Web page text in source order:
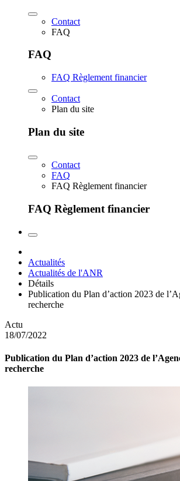
Contact
FAQ
FAQ
FAQ Règlement financier
Contact
Plan du site
Plan du site
Contact
FAQ
FAQ Règlement financier
FAQ Règlement financier
Actualités
Actualités de l'ANR
Détails
Publication du Plan d’action 2023 de
recherche
Actu
18/07/2022
Publication du Plan d’action 2023 de
recherche